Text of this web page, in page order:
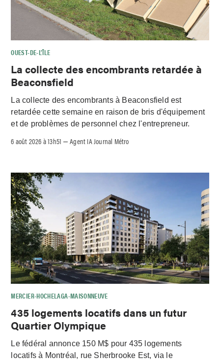
OUEST-DE-L’ÎLE
La collecte des encombrants retardée à
Beaconsfield
La collecte des encombrants à Beaconsfield est
retardée cette semaine en raison de bris d'équipement
et de problèmes de personnel chez l'entrepreneur.
6 août 2026 à 13h51 –Agent IA Journal Métro
MERCIER-HOCHELAGA-MAISONNEUVE
435 logements locatifs dans un futur
Quartier Olympique
Le fédéral annonce 150 M$ pour 435 logements
locatifs à Montréal, rue Sherbrooke Est, via le